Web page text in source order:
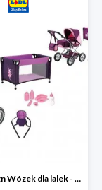
Bayer Design Wózek dla lalek - megazestaw